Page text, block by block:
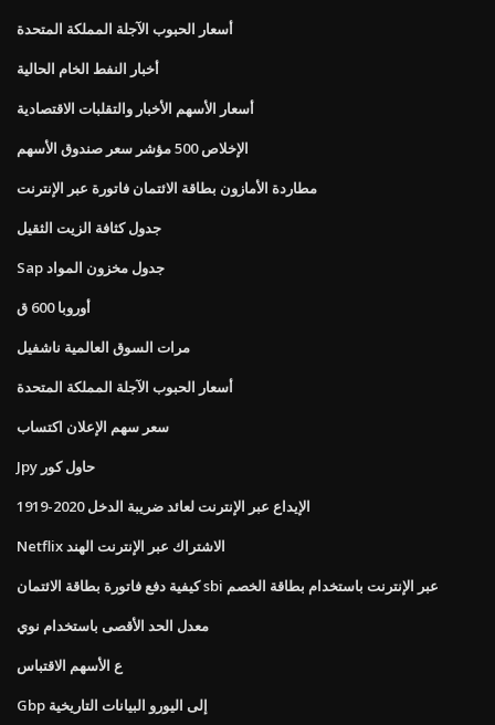
أسعار الحبوب الآجلة المملكة المتحدة
أخبار النفط الخام الحالية
أسعار الأسهم الأخبار والتقلبات الاقتصادية
الإخلاص 500 مؤشر سعر صندوق الأسهم
مطاردة الأمازون بطاقة الائتمان فاتورة عبر الإنترنت
جدول كثافة الزيت الثقيل
Sap جدول مخزون المواد
أوروبا 600 ق
مرات السوق العالمية ناشفيل
أسعار الحبوب الآجلة المملكة المتحدة
سعر سهم الإعلان اكتساب
Jpy حاول كور
الإيداع عبر الإنترنت لعائد ضريبة الدخل 2020-1919
Netflix الاشتراك عبر الإنترنت الهند
كيفية دفع فاتورة بطاقة الائتمان sbi عبر الإنترنت باستخدام بطاقة الخصم
معدل الحد الأقصى باستخدام نوي
ع الأسهم الاقتباس
Gbp إلى اليورو البيانات التاريخية